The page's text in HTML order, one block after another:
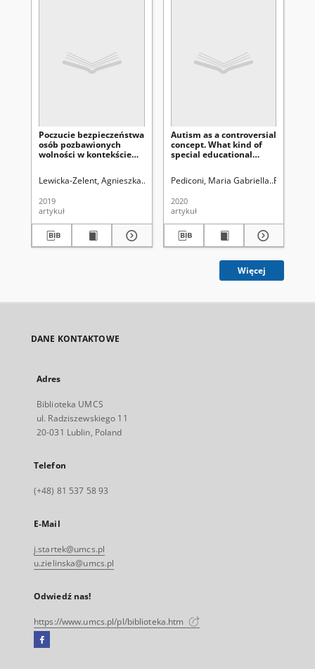
Poczucie bezpieczeństwa
osób pozbawionych
wolności w kontekście
psychologicznego
Lewicka-Zelent, Agnieszka. Uniwersytet Marii Curie-Skłodowskiej
2019
artykuł
Autism as a controversial
concept. What kind of
special educational
Pediconi, Maria Gabriella
2020
artykuł
Więcej
DANE KONTAKTOWE
Adres
Biblioteka UMCS
ul. Radziszewskiego 11
20-031 Lublin, Poland
Telefon
(+48) 81 537 58 93
E-Mail
j.startek@umcs.pl
u.zielinska@umcs.pl
Odwiedź nas!
https://www.umcs.pl/pl/biblioteka.htm
Facebook